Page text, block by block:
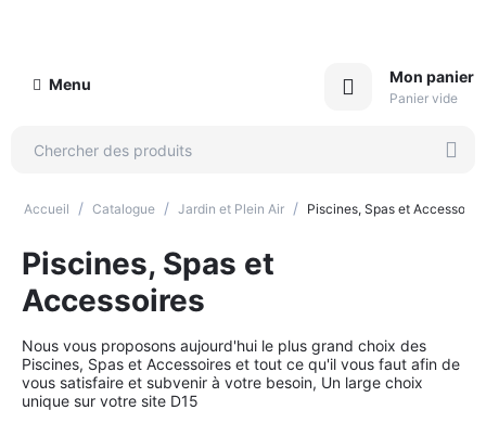
Menu Mon panier
Panier vide
Accueil / Catalogue / Jardin et Plein Air / Piscines, Spas et Accessoires
Piscines, Spas et
Accessoires
Nous vous proposons aujourd'hui le plus grand choix des
Piscines, Spas et Accessoires et tout ce qu'il vous faut afin de
vous satisfaire et subvenir à votre besoin, Un large choix
unique sur votre site D15